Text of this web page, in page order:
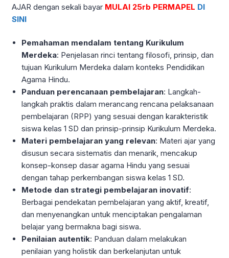
AJAR dengan sekali bayar MULAI 25rb PERMAPEL DI
SINI
Pemahaman mendalam tentang Kurikulum
Merdeka: Penjelasan rinci tentang filosofi, prinsip, dan
tujuan Kurikulum Merdeka dalam konteks Pendidikan
Agama Hindu.
Panduan perencanaan pembelajaran: Langkah-
langkah praktis dalam merancang rencana pelaksanaan
pembelajaran (RPP) yang sesuai dengan karakteristik
siswa kelas 1 SD dan prinsip-prinsip Kurikulum Merdeka.
Materi pembelajaran yang relevan: Materi ajar yang
disusun secara sistematis dan menarik, mencakup
konsep-konsep dasar agama Hindu yang sesuai
dengan tahap perkembangan siswa kelas 1 SD.
Metode dan strategi pembelajaran inovatif:
Berbagai pendekatan pembelajaran yang aktif, kreatif,
dan menyenangkan untuk menciptakan pengalaman
belajar yang bermakna bagi siswa.
Penilaian autentik: Panduan dalam melakukan
penilaian yang holistik dan berkelanjutan untuk